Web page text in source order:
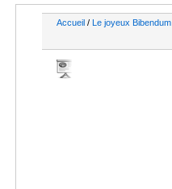
Accueil / Le joyeux Bibendum